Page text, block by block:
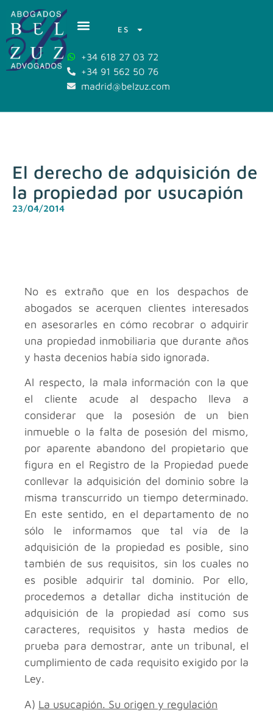
ES
+34 618 27 03 72
+34 91 562 50 76
madrid@belzuz.com
El derecho de adquisición de
la propiedad por usucapión
23/04/2014
No es extraño que en los despachos de
abogados se acerquen clientes interesados
en asesorarles en cómo recobrar o adquirir
una propiedad inmobiliaria que durante años
y hasta decenios había sido ignorada.
Al respecto, la mala información con la que
el cliente acude al despacho lleva a
considerar que la posesión de un bien
inmueble o la falta de posesión del mismo,
por aparente abandono del propietario que
figura en el Registro de la Propiedad puede
conllevar la adquisición del dominio sobre la
misma transcurrido un tiempo determinado.
En este sentido, en el departamento de no
sólo le informamos que tal vía de la
adquisición de la propiedad es posible, sino
también de sus requisitos, sin los cuales no
es posible adquirir tal dominio. Por ello,
procedemos a detallar dicha institución de
adquisición de la propiedad así como sus
caracteres, requisitos y hasta medios de
prueba para demostrar, ante un tribunal, el
cumplimiento de cada requisito exigido por la
Ley.
A) La usucapión. Su origen y regulación